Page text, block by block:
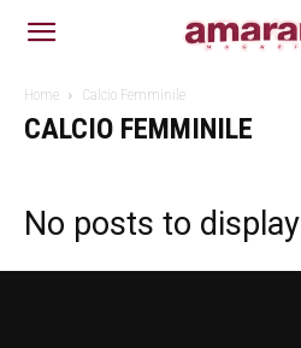
Home Calcio Femminile
CALCIO FEMMINILE
No posts to display